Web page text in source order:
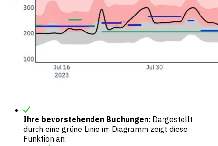
Ihre bevorstehenden Buchungen: Dargestellt
durch eine grüne Linie im Diagramm zeigt diese
Funktion an: